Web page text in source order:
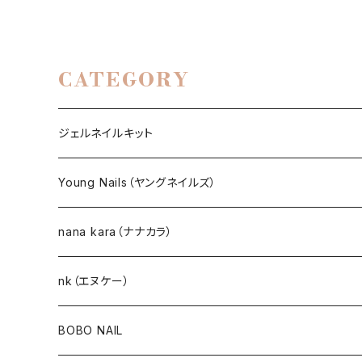
CATEGORY
ジェルネイルキット
選べるジェルネイルキット
ネイルアート作成キット
Young Nails（ヤングネイルズ）
BEST SELLERS（ベストセラー）
KITS（キット）
ACRYLIC（アクリル）
nana kara（ナナカラ）
GEL NAIL
nana kara [3g] （ナナカラ）
NAIL ART
nk（エヌケー）
GEL NAIL
BOBO NAIL